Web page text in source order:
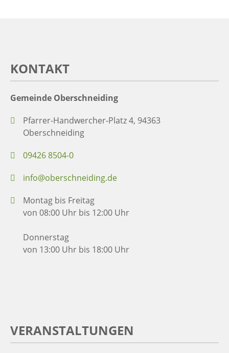
KONTAKT
Gemeinde Oberschneiding
Pfarrer-Handwercher-Platz 4, 94363
Oberschneiding
09426 8504-0
info@oberschneiding.de
Montag bis Freitag
von 08:00 Uhr bis 12:00 Uhr
Donnerstag
von 13:00 Uhr bis 18:00 Uhr
VERANSTALTUNGEN